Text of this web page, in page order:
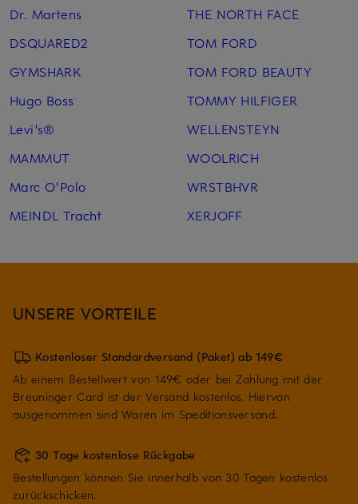
Dr. Martens
DSQUARED2
GYMSHARK
Hugo Boss
Levi's®
MAMMUT
Marc O'Polo
MEINDL Tracht
THE NORTH FACE
TOM FORD
TOM FORD BEAUTY
TOMMY HILFIGER
WELLENSTEYN
WOOLRICH
WRSTBHVR
XERJOFF
UNSERE VORTEILE
Kostenloser Standardversand (Paket) ab 149€
Ab einem Bestellwert von 149€ oder bei Zahlung mit der
Breuninger Card ist der Versand kostenlos. Hiervon
ausgenommen sind Waren im Speditionsversand.
30 Tage kostenlose Rückgabe
Bestellungen können Sie innerhalb von 30 Tagen kostenlos
zurückschicken.